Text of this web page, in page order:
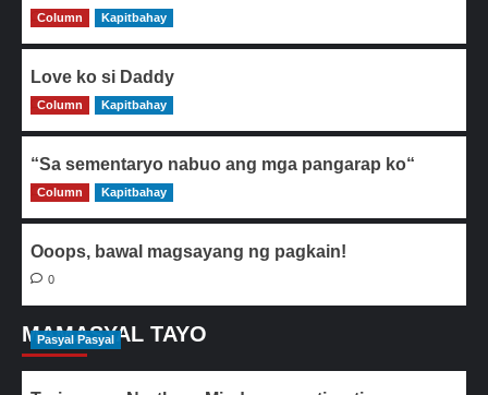
0
Column Kapitbahay
Love ko si Daddy
0
Column Kapitbahay
“Sa sementaryo nabuo ang mga pangarap ko“
0
Column Kapitbahay
Ooops, bawal magsayang ng pagkain!
0
MAMASYAL TAYO
Pasyal Pasyal